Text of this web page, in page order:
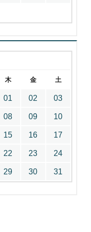
木 金 土
01 02 03
08 09 10
15 16 17
22 23 24
29 30 31